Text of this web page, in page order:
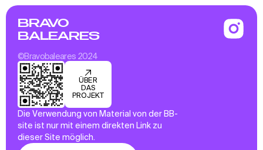
BRAVO
BALEARES
©Bravobaleares 2024
ÜBER
DAS
PROJEKT
Die Verwendung von Material von der BB-
site ist nur mit einem direkten Link zu
dieser Site möglich.